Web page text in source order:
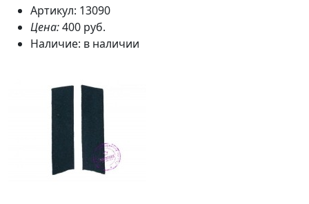
Артикул: 13090
Цена:400 руб.
Наличие: в наличии